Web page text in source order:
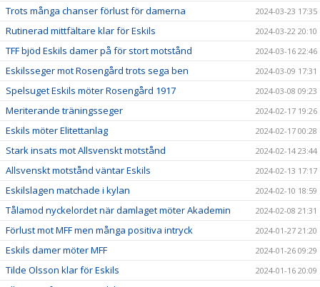
Trots många chanser förlust för damerna 2024-03-23 17:35
Rutinerad mittfältare klar för Eskils 2024-03-22 20:10
TFF bjöd Eskils damer på för stort motstånd 2024-03-16 22:46
Eskilsseger mot Rosengård trots sega ben 2024-03-09 17:31
Spelsuget Eskils möter Rosengård 1917 2024-03-08 09:23
Meriterande träningsseger 2024-02-17 19:26
Eskils möter Elitettanlag 2024-02-17 00:28
Stark insats mot Allsvenskt motstånd 2024-02-14 23:44
Allsvenskt motstånd väntar Eskils 2024-02-13 17:17
Eskilslagen matchade i kylan 2024-02-10 18:59
Tålamod nyckelordet när damlaget möter Akademin 2024-02-08 21:31
Förlust mot MFF men många positiva intryck 2024-01-27 21:20
Eskils damer möter MFF 2024-01-26 09:29
Tilde Olsson klar för Eskils 2024-01-16 20:09